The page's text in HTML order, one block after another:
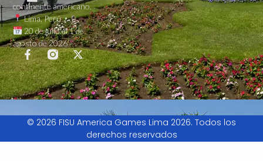
continente americano.
Lima, Perú
20 de julio al 1 de
agosto de 2026
© 2026 FISU America Games Lima 2026. Todos los
derechos reservados